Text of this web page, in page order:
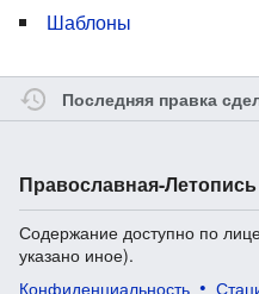
Шаблоны
Последняя правка
Православная-Летопись
Содержание доступно по
указано иное).
Конфиденциальность